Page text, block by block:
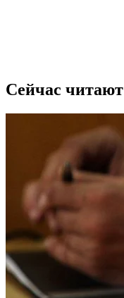
Сейчас читают